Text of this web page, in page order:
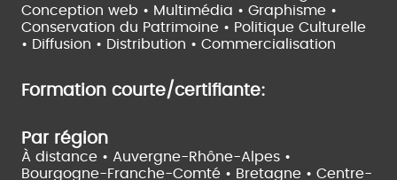
Conception web • Multimédia • Graphisme •
Conservation du Patrimoine • Politique Culturelle
• Diffusion • Distribution • Commercialisation
Formation courte/certifiante:
Par région
À distance • Auvergne-Rhône-Alpes •
Bourgogne-Franche-Comté • Bretagne • Centre-